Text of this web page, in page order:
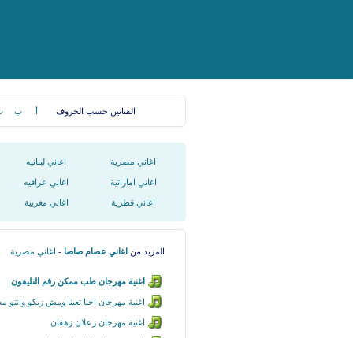
الفنانين حسب الحروف أ ب
اغاني مصرية اغاني لبنانيه
اغاني اماراتية اغاني عراقيه
اغاني قطرية اغاني مغربية
المزيد من اغاني عصام صاصا - اغاني مصرية
اغنية مهرجان طب ممكن رقم التليفون
اغنية مهرجان احنا تعبنا ومش زيكو
اغنية مهرجان زعلان زهقان